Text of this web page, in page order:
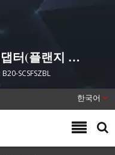
터(플랜지 포
SCSFSZBL
한국어